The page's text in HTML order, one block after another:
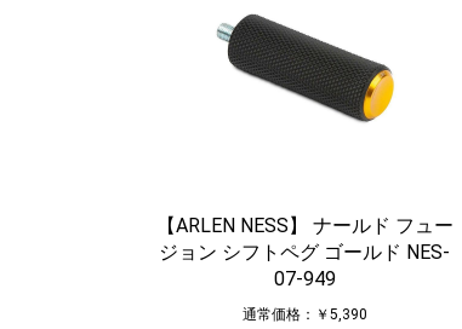
【ARLEN NESS】 ナールド フュー
ジョン シフトペグ ゴールド NES-
07-949
通常価格：￥5,390